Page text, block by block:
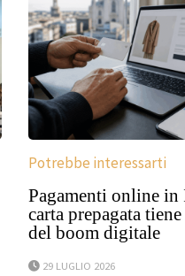
Potrebbe interessarti
Pagamenti online in
carta prepagata
del boom digitale
29 LUGLIO 2026